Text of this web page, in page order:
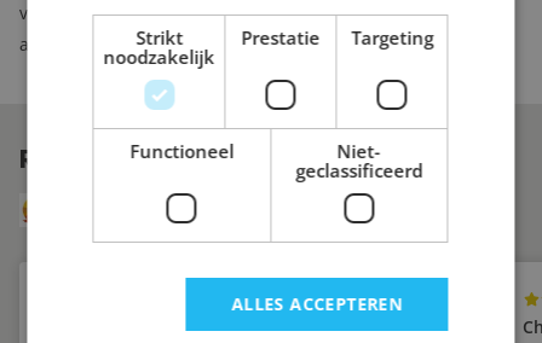
veranderen aan het kastinterieur, dan kunt u bij ons
aanvullende lades of planken bestellen.
REVIEWS VAN ONZE KLANTEN
Uit 249 reviews via Klanten Vertellen
Strikt
noodzakelijk
Prestatie Targeting
Functioneel
Niet-
geclassificeerd
ALLES ACCEPTEREN